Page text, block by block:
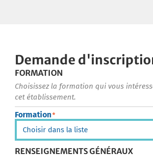
Demande
FORMATION
Choisissez la formation qui vous
cet établissement.
Formation*
RENSEIGNEMENTS GÉNÉRAUX